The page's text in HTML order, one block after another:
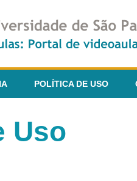
POLÍTICA DE USO
Uso